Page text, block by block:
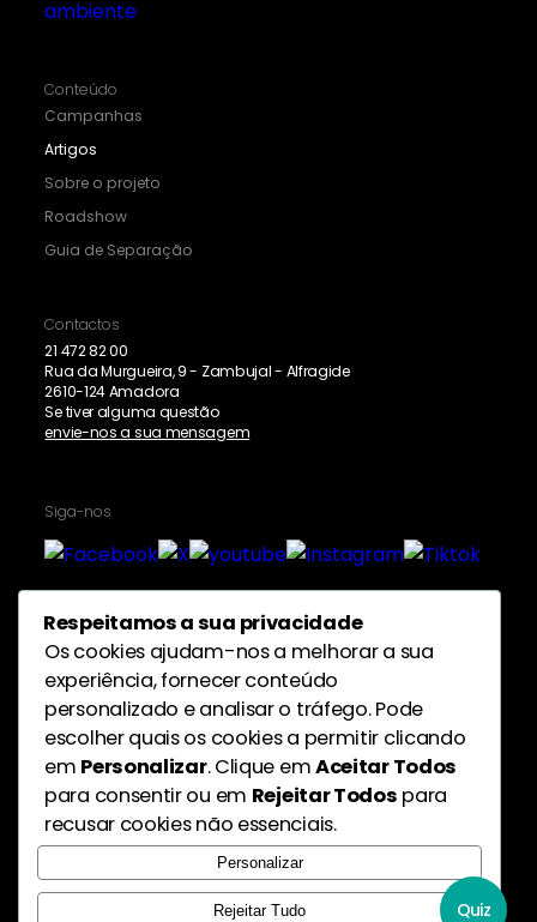
Conteúdo
Campanhas
Artigos
Sobre o projeto
Roadshow
Guia de Separação
Contactos
21 472 82 00
Rua da Murgueira, 9 - Zambujal - Alfragide
2610-124 Amadora
Se tiver alguma questão
envie-nos a sua mensagem
Siga-nos
Proteção de dados pessoais
Quiz
Respeitamos a sua privacidade
Os cookies ajudam-nos a melhorar a sua
experiência, fornecer conteúdo
personalizado e analisar o tráfego. Pode
escolher quais os cookies a permitir clicando
em Personalizar. Clique emAceitar Todos
para consentir ou em Rejeitar Todos para
recusar cookies não essenciais.
Personalizar
Rejeitar Tudo